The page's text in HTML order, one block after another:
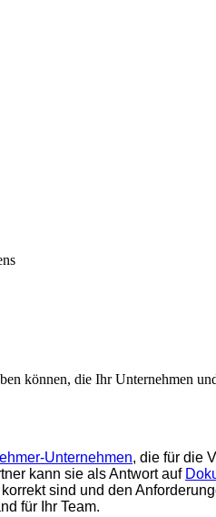
können, die Ihr Unternehmen
Unternehmen, die für die
kann sie als Antwort auf
sind und den
für Ihr Team.